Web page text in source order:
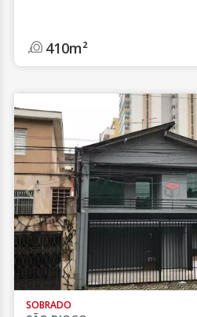
410m²
SOBRADO